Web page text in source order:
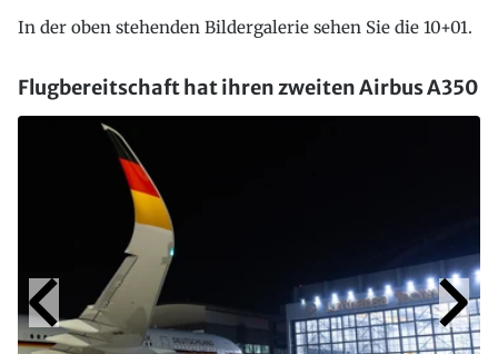
In der oben stehenden Bildergalerie sehen Sie die 10+01.
Flugbereitschaft hat ihren zweiten Airbus A350